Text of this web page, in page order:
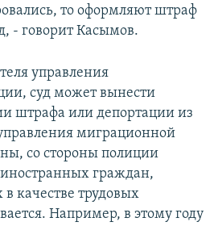
то оформляют штраф
- говорит Касымов.
управления
суд может вынести
штрафа или депортации из
миграционной
со стороны полиции
иностранных граждан,
качестве трудовых
Например, в этому году